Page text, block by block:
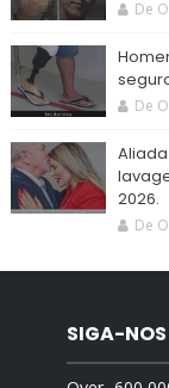
De
De
2026.
De
SIGA-NOS